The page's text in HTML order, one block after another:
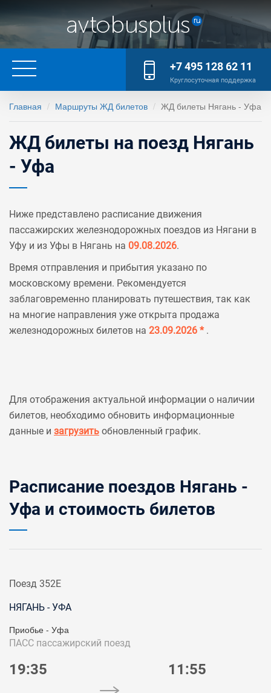
+7 495 128 62 11
Круглосуточная поддержка
Главная Маршруты ЖД билетов ЖД билеты Нягань - Уфа
ЖД билеты на поезд Нягань
- Уфа
Ниже представлено расписание движения
пассажирских железнодорожных поездов из Нягани в
Уфу и из Уфы в Нягань на 09.08.2026.
Время отправления и прибытия указано по
московскому времени. Рекомендуется
заблаговременно планировать путешествия, так как
на многие направления уже открыта продажа
железнодорожных билетов на 23.09.2026 * .
Для отображения актуальной информации о наличии
билетов, необходимо обновить информационные
данные и загрузить обновленный график.
Расписание поездов Нягань -
Уфа и стоимость билетов
Поезд 352Е
НЯГАНЬ - УФА
Приобье - Уфа
ПАСС пассажирский поезд
19:35 11:55